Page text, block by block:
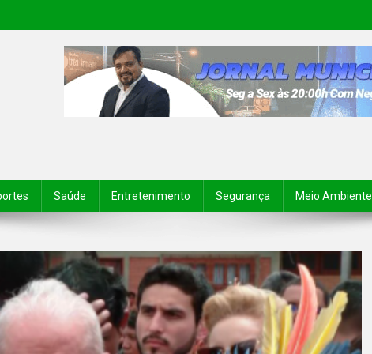
Saúde Entretenimento Segurança Meio Ambiente